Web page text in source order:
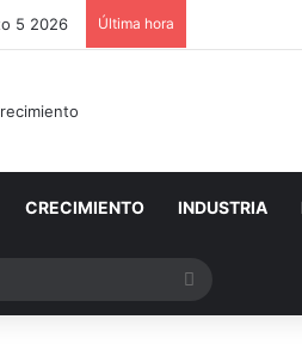
5 2026 Última hora
CRECIMIENTO INDUSTRIA